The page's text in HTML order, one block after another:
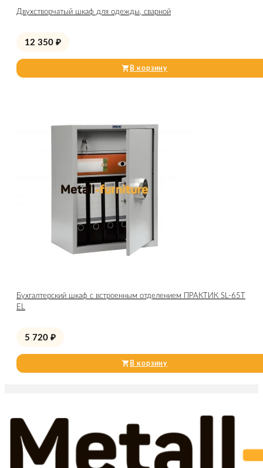
Двухстворчатый шкаф для одежды, сварной
12 350 ₽
В корзину
Бухгалтерский шкаф с встроенным отделением ПРАКТИК SL-65Т
EL
5 720 ₽
В корзину